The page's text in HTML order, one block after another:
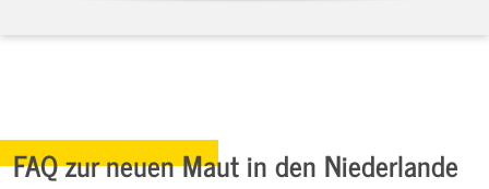
FAQ zur neuen Maut in den Niederlande